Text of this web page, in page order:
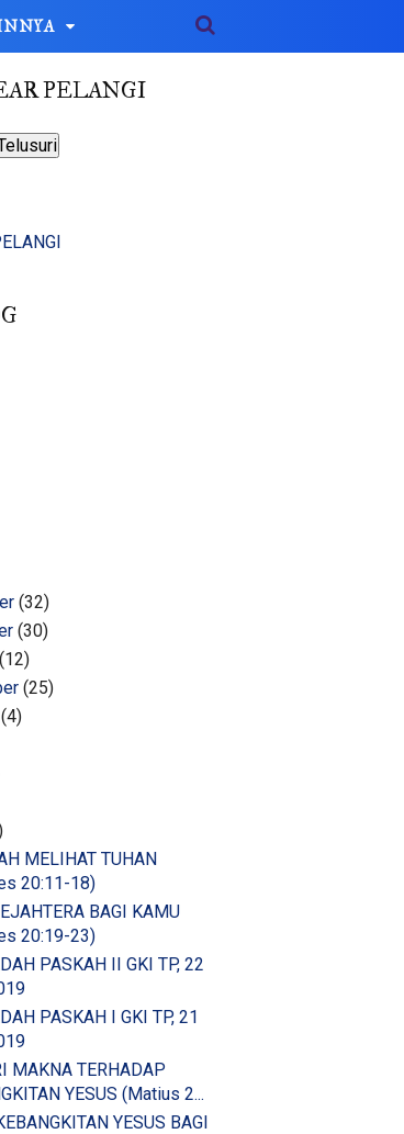
PELANGI
(32)
(30)
(12)
(25)
(4)
MELIHAT TUHAN
20:11-18)
BAGI KAMU
20:19-23)
PASKAH II GKI TP, 22
PASKAH I GKI TP, 21
MAKNA TERHADAP
YESUS (Matius 2...
YESUS BAGI